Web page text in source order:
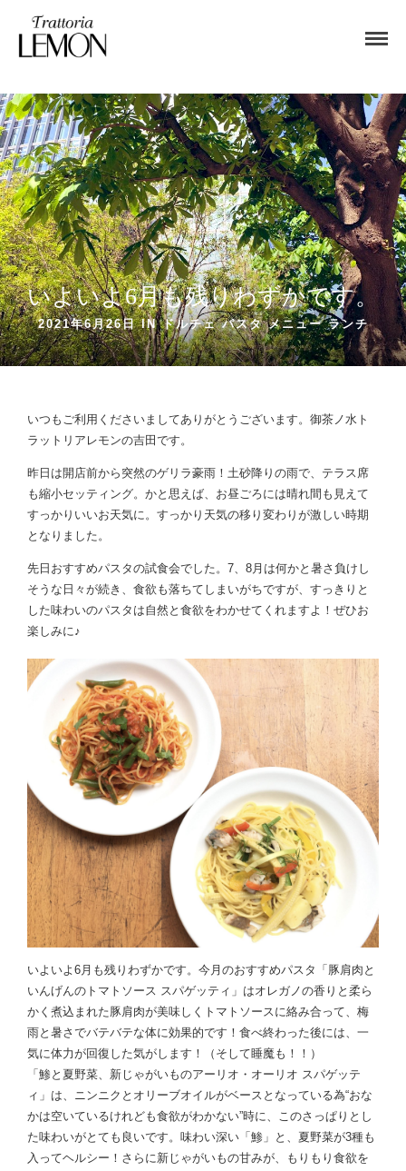
いよいよ6月も残りわずかです。
2021年6月26日 INドルチェ パスタ メニュー ランチ
いつもご利用くださいましてありがとうございます。御茶ノ水ト
ラットリアレモンの吉田です。
昨日は開店前から突然のゲリラ豪雨！土砂降りの雨で、テラス席
も縮小セッティング。かと思えば、お昼ごろには晴れ間も見えて
すっかりいいお天気に。すっかり天気の移り変わりが激しい時期
となりました。
先日おすすめパスタの試食会でした。7、8月は何かと暑さ負けし
そうな日々が続き、食欲も落ちてしまいがちですが、すっきりと
した味わいのパスタは自然と食欲をわかせてくれますよ！ぜひお
楽しみに♪
いよいよ6月も残りわずかです。今月のおすすめパスタ「豚肩肉と
いんげんのトマトソース スパゲッティ」はオレガノの香りと柔ら
かく煮込まれた豚肩肉が美味しくトマトソースに絡み合って、梅
雨と暑さでバテバテな体に効果的です！食べ終わった後には、一
気に体力が回復した気がします！（そして睡魔も！！）
「鯵と夏野菜、新じゃがいものアーリオ・オーリオ スパゲッテ
ィ」は、ニンニクとオリーブオイルがベースとなっている為“おな
かは空いているけれども食欲がわかない”時に、このさっぱりとし
た味わいがとても良いです。味わい深い「鯵」と、夏野菜が3種も
入ってヘルシー！さらに新じゃがいもの甘みが、もりもり食欲を